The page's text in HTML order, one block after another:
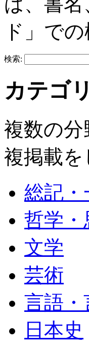
ド」で
検索:
カテゴ
複数の
複掲載を
総記・
哲学・
文学
芸術
言語・
日本史